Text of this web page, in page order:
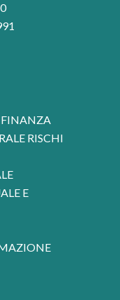
FINANZA
RISCHI
E